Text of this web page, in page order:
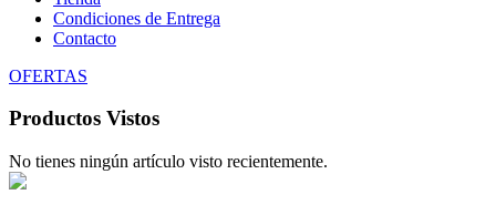
Condiciones de Entrega
Contacto
OFERTAS
Productos Vistos
No tienes ningún artículo visto recientemente.